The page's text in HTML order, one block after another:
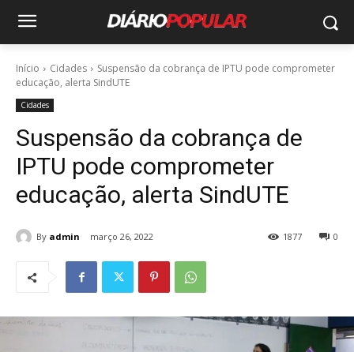
Início Cidades
Suspensão da cobrança de IPTU pode comprometer
educação, alerta SindUTE
Cidades
Suspensão da cobrança de
IPTU pode comprometer
educação, alerta SindUTE
By admin março 26, 2022 0
1877